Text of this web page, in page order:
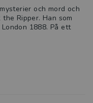
och mord och
Ripper. Han som
1888. På ett